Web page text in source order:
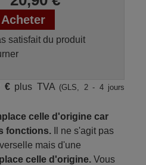
Acheter
satisfait du produit
€plus TVA (GLS, 2 - 4 jours
celle d'origine car
fonctions.Il ne s'agit pas
mais d'une
celle d'origine.Vous